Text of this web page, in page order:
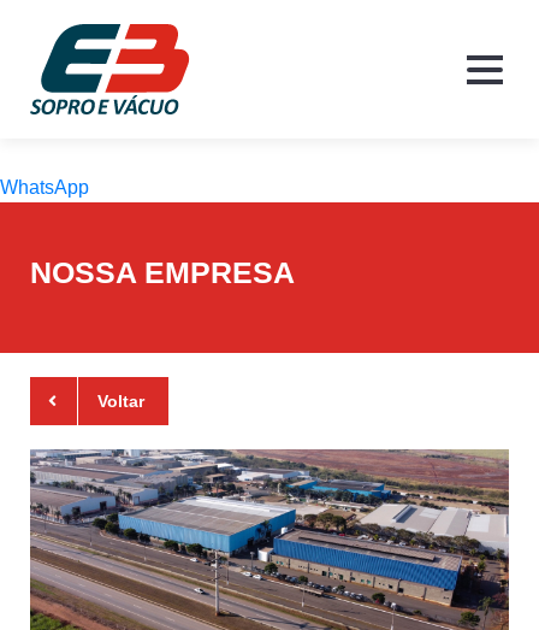
WhatsApp
NOSSA EMPRESA
Voltar